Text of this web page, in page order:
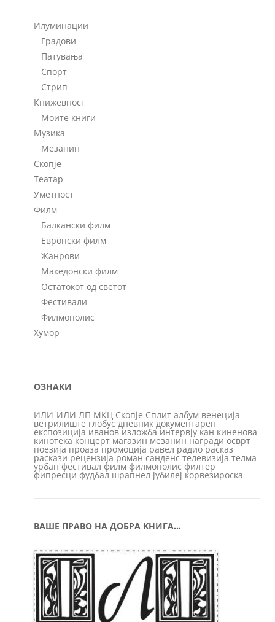
Илуминации
Градови
Патувања
Спорт
Стрип
Книжевност
Моите книги
Музика
Мезанин
Скопје
Театар
Уметност
Филм
Балкански филм
Европски филм
Жанрови
Македонски филм
Остатокот од светот
Фестивали
Филмополис
Хумор
ОЗНАКИ
ИЛИ-ИЛИ ЛП МКЦ Скопје Сплит албум венеција
ветрилиште глобус дневник документарен
експозиција иванов изложба интервју кан киненова
кинотека концерт магазин мезанин награди осврт
поезија проаза промоција равел радио расказ
раскази рецензија роман санденс телевизија телма
урбан фестивал филм филмополис филтер
фипресци фудбал шрапнел јубилеј ќорвезироска
ВАШЕ ПРАВО НА ДОБРА КНИГА…